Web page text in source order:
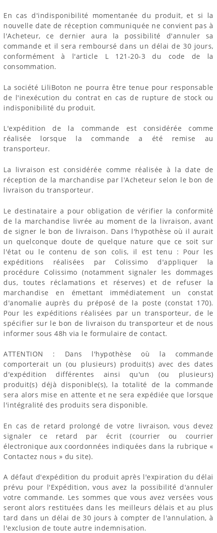
En cas d'indisponibilité momentanée du produit, et si la
nouvelle date de réception communiquée ne convient pas à
l'Acheteur, ce dernier aura la possibilité d'annuler sa
commande et il sera remboursé dans un délai de 30 jours,
conformément à l'article L 121-20-3 du code de la
consommation.
La société LiliBoton ne pourra être tenue pour responsable
de l'inexécution du contrat en cas de rupture de stock ou
indisponibilité du produit.
L'expédition de la commande est considérée comme
réalisée lorsque la commande a été remise au
transporteur.
La livraison est considérée comme réalisée à la date de
réception de la marchandise par l'Acheteur selon le bon de
livraison du transporteur.
Le destinataire a pour obligation de vérifier la conformité
de la marchandise livrée au moment de la livraison, avant
de signer le bon de livraison. Dans l'hypothèse où il aurait
un quelconque doute de quelque nature que ce soit sur
l'état ou le contenu de son colis, il est tenu : Pour les
expéditions réalisées par Colissimo d'appliquer la
procédure Colissimo (notamment signaler les dommages
dus, toutes réclamations et réserves) et de refuser la
marchandise en émettant immédiatement un constat
d'anomalie auprès du préposé de la poste (constat 170).
Pour les expéditions réalisées par un transporteur, de le
spécifier sur le bon de livraison du transporteur et de nous
informer sous 48h via le formulaire de contact.
ATTENTION : Dans l'hypothèse où la commande
comporterait un (ou plusieurs) produit(s) avec des dates
d'expédition différentes ainsi qu'un (ou plusieurs)
produit(s) déjà disponible(s), la totalité de la commande
sera alors mise en attente et ne sera expédiée que lorsque
l'intégralité des produits sera disponible.
En cas de retard prolongé de votre livraison, vous devez
signaler ce retard par écrit (courrier ou courrier
électronique aux coordonnées indiquées dans la rubrique «
Contactez nous » du site).
A défaut d'expédition du produit après l'expiration du délai
prévu pour l'Expédition, vous avez la possibilité d'annuler
votre commande. Les sommes que vous avez versées vous
seront alors restituées dans les meilleurs délais et au plus
tard dans un délai de 30 jours à compter de l'annulation, à
l'exclusion de toute autre indemnisation.